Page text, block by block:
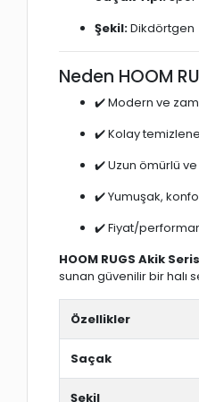
Şekil:Dikdörtgen
Neden HOOM
✔️ Modern ve
✔️ Kolay
✔️ Uzun ömürlü ve
✔️ Yumuşak,
✔️ Fiyat/
HOOM RUGS Akik
sunan güvenilir bir halı
Özellikler
Saçak
Şekil